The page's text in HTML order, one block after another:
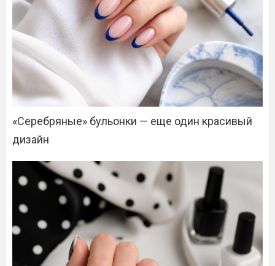
«Серебряные» бульонки — еще один красивый
дизайн